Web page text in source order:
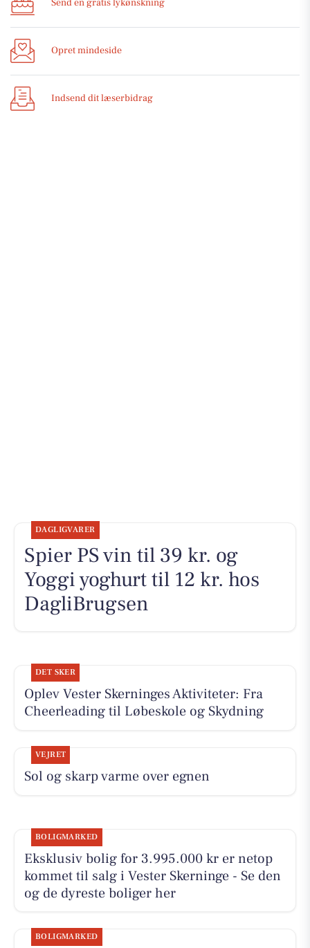
Send en gratis lykønskning
Opret mindeside
Indsend dit læserbidrag
DAGLIGVARER
Spier PS vin til 39 kr. og
Yoggi yoghurt til 12 kr. hos
DagliBrugsen
DET SKER
Oplev Vester Skerninges Aktiviteter: Fra
Cheerleading til Løbeskole og Skydning
VEJRET
Sol og skarp varme over egnen
BOLIGMARKED
Eksklusiv bolig for 3.995.000 kr er netop
kommet til salg i Vester Skerninge - Se den
og de dyreste boliger her
BOLIGMARKED